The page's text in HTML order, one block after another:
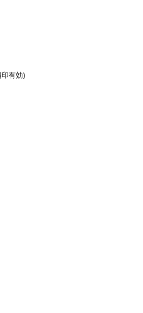
印有効)